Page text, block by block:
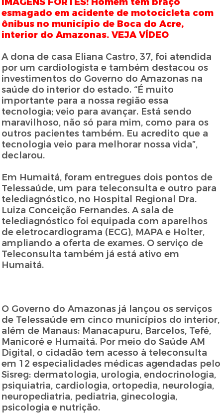
esmagado em acidente de motocicleta com
ônibus no município de Boca do Acre,
interior do Amazonas. VEJA VÍDEO
A dona de casa Eliana Castro, 37, foi atendida
por um cardiologista e também destacou os
investimentos do Governo do Amazonas na
saúde do interior do estado. “É muito
importante para a nossa região essa
tecnologia; veio para avançar. Está sendo
maravilhoso, não só para mim, como para os
outros pacientes também. Eu acredito que a
tecnologia veio para melhorar nossa vida”,
declarou.
Em Humaitá, foram entregues dois pontos de
Telessaúde, um para teleconsulta e outro para
telediagnóstico, no Hospital Regional Dra.
Luiza Conceição Fernandes. A sala de
telediagnóstico foi equipada com aparelhos
de eletrocardiograma (ECG), MAPA e Holter,
ampliando a oferta de exames. O serviço de
Teleconsulta também já está ativo em
Humaitá.
O Governo do Amazonas já lançou os serviços
de Telessaúde em cinco municípios do interior,
além de Manaus: Manacapuru, Barcelos, Tefé,
Manicoré e Humaitá. Por meio do Saúde AM
Digital, o cidadão tem acesso à teleconsulta
em 12 especialidades médicas agendadas pelo
Sisreg: dermatologia, urologia, endocrinologia,
psiquiatria, cardiologia, ortopedia, neurologia,
neuropediatria, pediatria, ginecologia,
psicologia e nutrição.